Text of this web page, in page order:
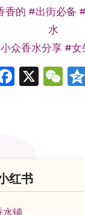
香的 #出街必备
水
众香水分享 #女
X
红书
水铺